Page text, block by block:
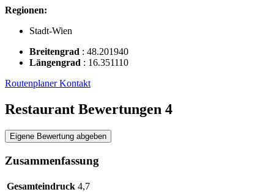
Regionen:
Stadt-Wien
Breitengrad : 48.201940
Längengrad : 16.351110
RoutenplanerKontakt
Restaurant Bewertungen 4
Eigene Bewertung abgeben
Zusammenfassung
Gesamteindruck 4,7